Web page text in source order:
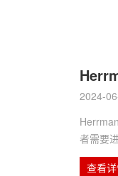
2024-
者需要
···
查看